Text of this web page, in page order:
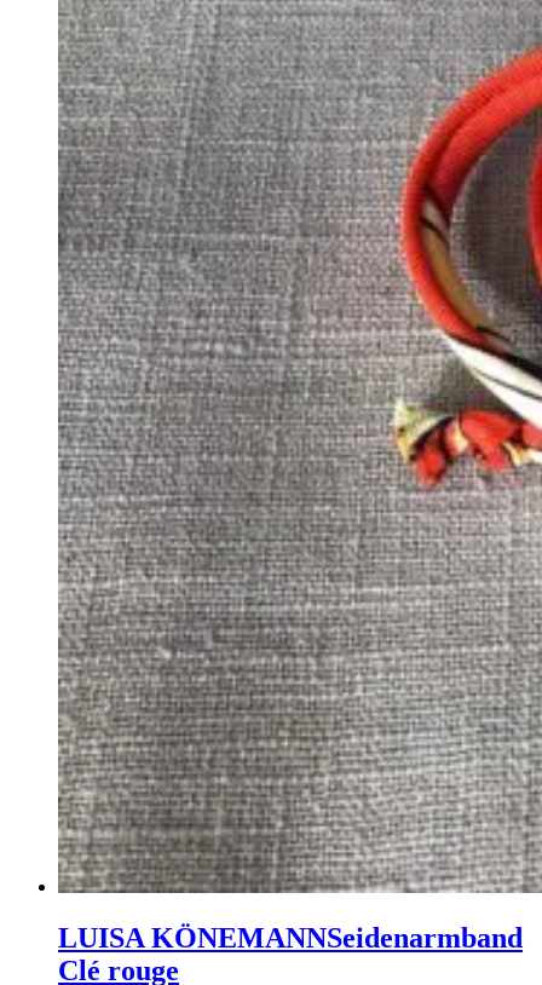
LUISA KÖNEMANNSeidenarmband
Clé rouge